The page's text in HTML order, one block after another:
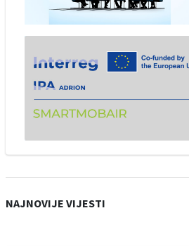
NAJNOVIJE VIJESTI